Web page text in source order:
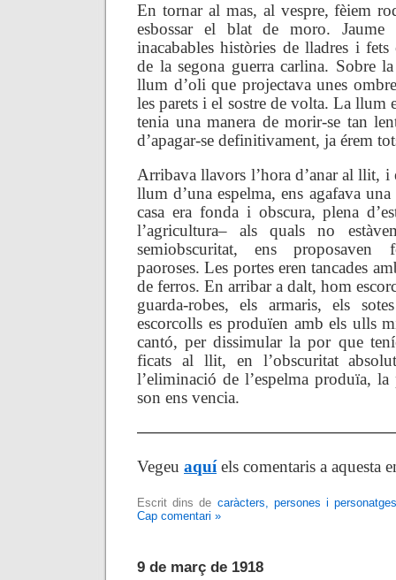
En tornar al mas, al vespre, fèiem
esbossar el blat de moro. Jaume
inacabables històries de lladres i
de la segona guerra carlina. Sobre
llum d’oli que projectava unes
les parets i el sostre de volta. La llum
tenia una manera de morir-se tan
d’apagar-se definitivament, ja érem
Arribava llavors l’hora d’anar al llit, i
llum d’una espelma, ens agafava
casa era fonda i obscura, plena
l’agricultura– als quals no
semiobscuritat, ens proposaven
paoroses. Les portes eren tancades
de ferros. En arribar a dalt, hom
guarda-robes, els armaris, els
escorcolls es produïen amb els ulls
cantó, per dissimular la por que
ficats al llit, en l’obscuritat
l’eliminació de l’espelma produïa,
son ens vencia.
Vegeu aquíels comentaris a aquesta
Escrit dins de caràcters, persones i
Cap comentari »
9 de març de 1918